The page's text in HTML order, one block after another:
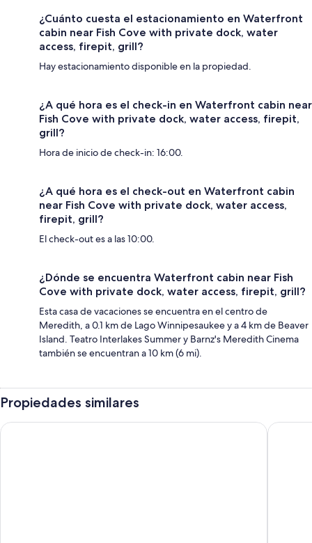
¿Cuánto cuesta el estacionamiento en Waterfront
cabin near Fish Cove with private dock, water
access, firepit, grill?
Hay estacionamiento disponible en la propiedad.
¿A qué hora es el check-in en Waterfront cabin near
Fish Cove with private dock, water access, firepit,
grill?
Hora de inicio de check-in: 16:00.
¿A qué hora es el check-out en Waterfront cabin
near Fish Cove with private dock, water access,
firepit, grill?
El check-out es a las 10:00.
¿Dónde se encuentra Waterfront cabin near Fish
Cove with private dock, water access, firepit, grill?
Esta casa de vacaciones se encuentra en el centro de
Meredith, a 0.1 km de Lago Winnipesaukee y a 4 km de Beaver
Island. Teatro Interlakes Summer y Barnz's Meredith Cinema
también se encuentran a 10 km (6 mi).
Propiedades similares
Mill Falls Resort Collection at the Lake The